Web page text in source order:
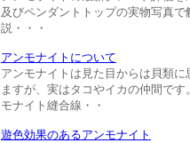
及びペンダントトップの実物写真で
説・・・
アンモナイトについて
アンモナイトは見た目からは貝類に
ますが、実はタコやイカの仲間です
モナイト縫合線・・
遊色効果のあるアンモナイト